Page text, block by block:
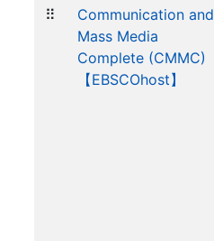
⠿
Communication and
Mass Media
Complete (CMMC)
【EBSCOhost】